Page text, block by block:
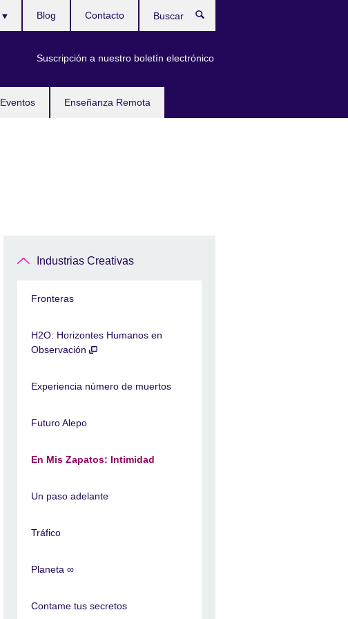
Eventos Enseñanza Remota
Suscripción a nuestro boletín electrónico
Blog Contacto
Industrias Creativas
Fronteras
H2O: Horizontes Humanos en
Observación
Experiencia número de muertos
Futuro Alepo
En Mis Zapatos: Intimidad
Un paso adelante
Tráfico
Planeta ∞
Contame tus secretos